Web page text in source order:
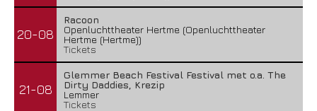
20-08
Racoon
Openluchttheater Hertme (Openluchttheater
Hertme (Hertme))
Tickets
21-08
Glemmer Beach Festival Festival met o.a. The
Dirty Daddies, Krezip
Lemmer
Tickets